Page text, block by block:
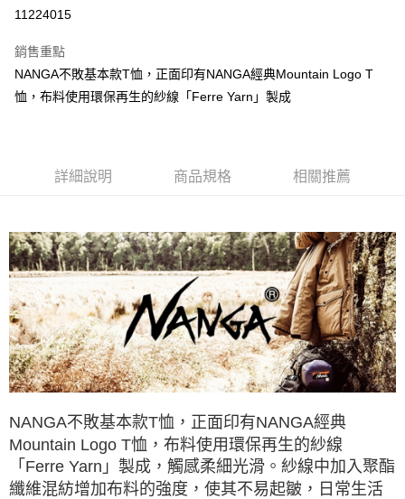
上海商業儲蓄銀行
臺灣中小企業銀行
匯豐（台灣）商業銀行
華泰商業銀行
聯邦商業銀行
遠東國際商業銀行
台灣樂天信用卡公司
LINE Pay
Apple Pay
ATM付款
每筆NT$60，滿NT$490(含以上)免運費
每筆NT$60，滿NT$490(含以上)免運費
7-11取貨付款
每筆NT$60，滿NT$490(含以上)免運費
付款後7-11取貨
每筆NT$60，滿NT$490(含以上)免運費
宅配
每筆NT$80，滿NT$490(含以上)免運費
離島宅配
每筆NT$80，滿NT$490(含以上)免運費
11224015
銷售重點
NANGA不敗基本款T恤，正面印有NANGA經典Mountain Logo T
恤，布料使用環保再生的紗線「Ferre Yarn」製成
詳細說明 商品規格 相關推薦
NANGA不敗基本款T恤，正面印有NANGA經典
Mountain Logo T恤，布料使用環保再生的紗線
「Ferre Yarn」製成，觸感柔細光滑。紗線中加入聚酯
纖維混紡增加布料的強度，使其不易起皺，日常生活